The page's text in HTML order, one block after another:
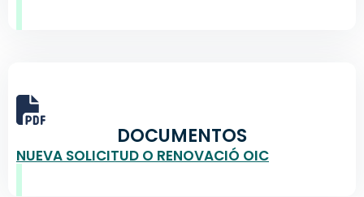
DOCUMENTOS
NUEVA SOLICITUD O RENOVACIÓ OIC